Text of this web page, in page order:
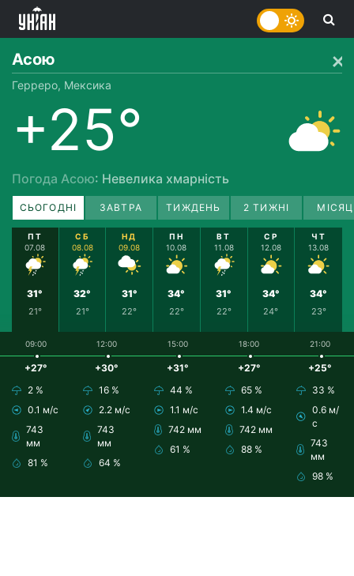
Асою
Герреро, Мексика
+25°
Погода Асою: Невелика хмарність
СЬОГОДНІ ЗАВТРА ТИЖДЕНЬ 2 ТИЖНІ
ПТ
07.08
31°
21°
СБ
08.08
32°
21°
НД
09.08
31°
22°
ПН
10.08
34°
22°
ВТ
11.08
31°
22°
СР
12.08
34°
24°
ЧТ
13.08
34°
23°
09:00
+27°
2 %
0.1 м/с
743
мм
81 %
12:00
+30°
16 %
2.2 м/с
743
мм
64 %
15:00
+31°
44 %
1.1 м/с
742 мм
61 %
18:00
+27°
65 %
1.4 м/с
742 мм
88 %
21:00
+25°
33 %
0.6 м/
с
743
мм
98 %